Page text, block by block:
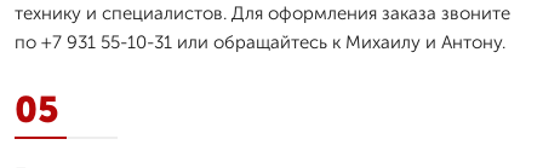
технику и специалистов. Для оформления заказа звоните
по +7 931 55-10-31 или обращайтесь к Михаилу и Антону.
05